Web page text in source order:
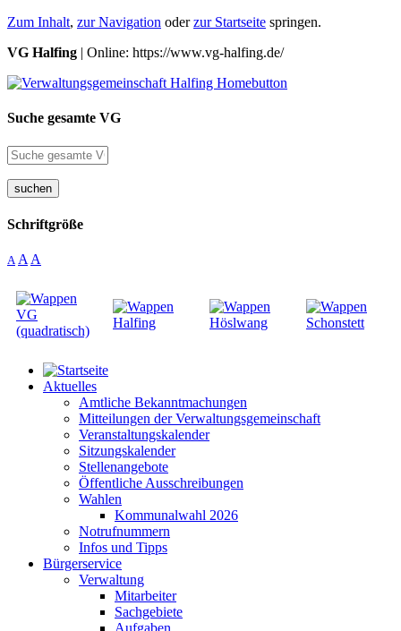
Zum Inhalt, zur Navigation oderzur Startseite springen.
VG Halfing | Online: https://www.vg-halfing.de/
Suche gesamte VG
suchen
Schriftgröße
A A A
Aktuelles
Amtliche Bekanntmachungen
Mitteilungen der Verwaltungsgemeinschaft
Veranstaltungskalender
Sitzungskalender
Stellenangebote
Öffentliche Ausschreibungen
Wahlen
Kommunalwahl 2026
Notrufnummern
Infos und Tipps
Bürgerservice
Verwaltung
Mitarbeiter
Sachgebiete
Aufgaben